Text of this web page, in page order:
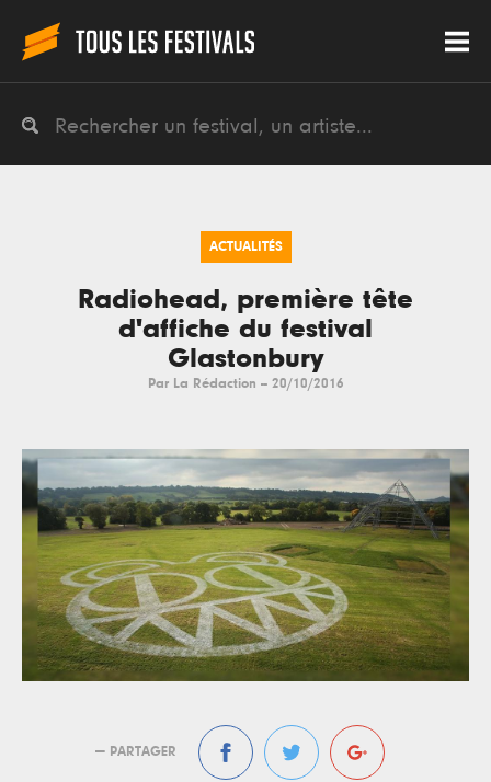
ACTUALITÉS
Radiohead, première tête
d'affiche du festival
Glastonbury
Par La Rédaction -- 20/10/2016
— PARTAGER